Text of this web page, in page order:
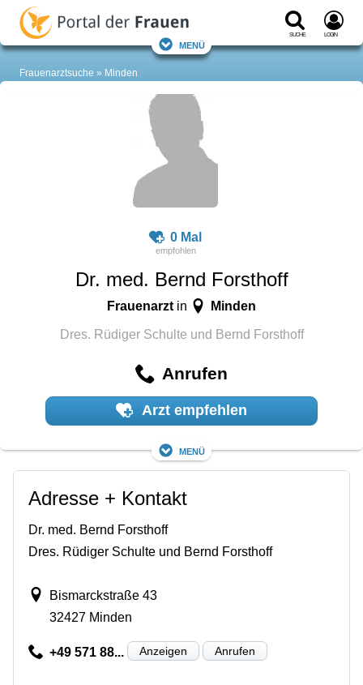
Suche Login
Menü
Frauenarztsuche Minden
0 Mal
Dr. med. Bernd Forsthoff
Frauenarztin Minden
Dres. Rüdiger Schulte und Bernd Forsthoff
Anrufen
Arzt empfehlen
Menü
Adresse + Kontakt
Dr. med. Bernd Forsthoff
Dres. Rüdiger Schulte und Bernd Forsthoff
Bismarckstraße 43
32427 Minden
+49 571 88... Anzeigen Anrufen